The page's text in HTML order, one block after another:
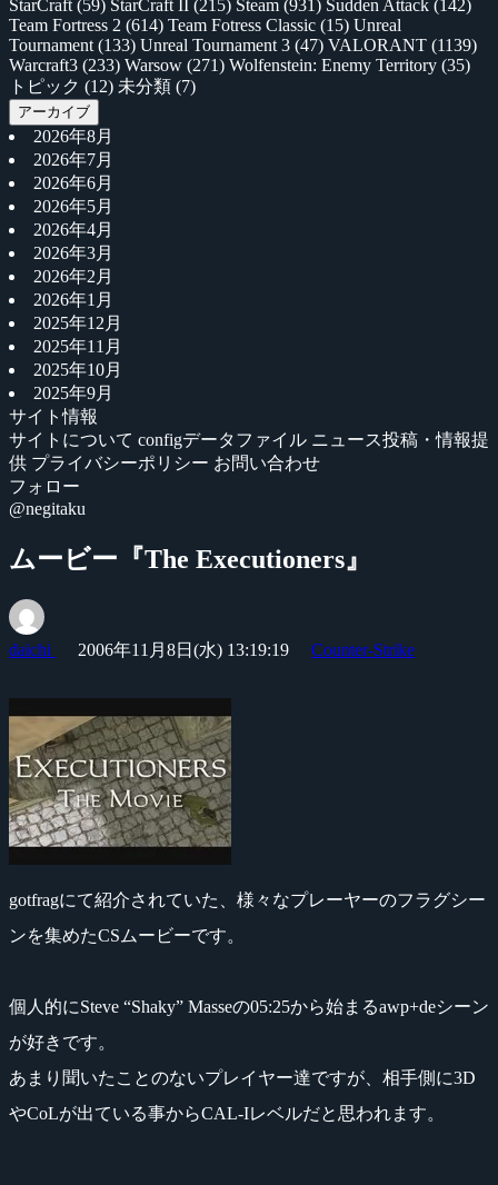
StarCraft (59) StarCraft II (215) Steam (931) Sudden Attack (142)
Team Fortress 2 (614) Team Fotress Classic (15) Unreal
Tournament (133) Unreal Tournament 3 (47) VALORANT (1139)
Warcraft3 (233) Warsow (271) Wolfenstein: Enemy Territory (35)
トピック (12) 未分類 (7)
アーカイブ
2026年8月
2026年7月
2026年6月
2026年5月
2026年4月
2026年3月
2026年2月
2026年1月
2025年12月
2025年11月
2025年10月
2025年9月
サイト情報
サイトについて configデータファイル ニュース投稿・情報提
供 プライバシーポリシー お問い合わせ
フォロー
@negitaku
ムービー『The Executioners』
daichi 2006年11月8日(水) 13:19:19 Counter-Strike
gotfragにて紹介されていた、様々なプレーヤーのフラグシー
ンを集めたCSムービーです。
個人的にSteve “Shaky” Masseの05:25から始まるawp+deシーン
が好きです。
あまり聞いたことのないプレイヤー達ですが、相手側に3D
やCoLが出ている事からCAL-Iレベルだと思われます。